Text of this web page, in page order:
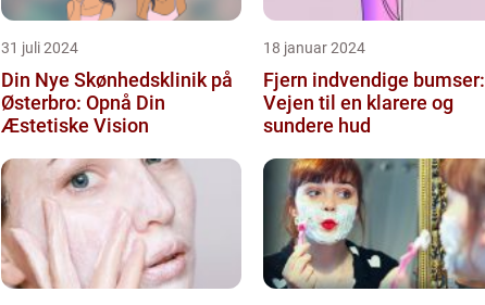
31 juli 2024
Din Nye Skønhedsklinik på
Østerbro: Opnå Din
Æstetiske Vision
18 januar 2024
Fjern indvendige bumser:
Vejen til en klarere og
sundere hud